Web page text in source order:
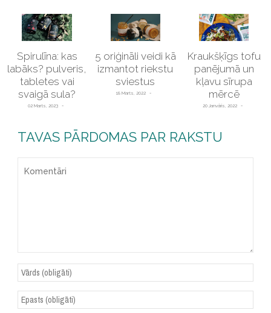
Spirulīna: kas
labāks? pulveris,
tabletes vai
svaigā sula?
02 Marts, 2023
5 oriģināli veidi kā
izmantot riekstu
sviestus
18 Marts, 2022
Kraukšķīgs tofu
panējumā un
kļavu sīrupa
mērcē
20 Janvāris, 2022
TAVAS PĀRDOMAS PAR RAKSTU